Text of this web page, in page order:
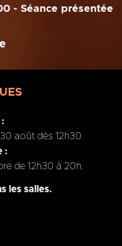
- Séance présentée
août dès 12h30.
:
de 12h30 à 20h.
les salles.